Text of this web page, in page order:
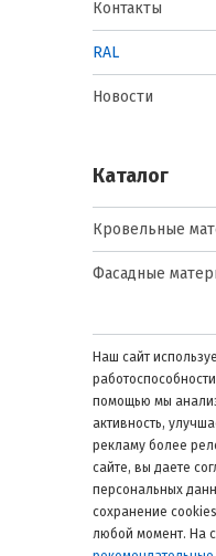
Контакты
RAL
Новости
Каталог
Кровельные
Фасадные
Наш сайт
помощью мы
активность,
рекламу более
сайте, вы даете
персональных
сохранение
любой момент. На